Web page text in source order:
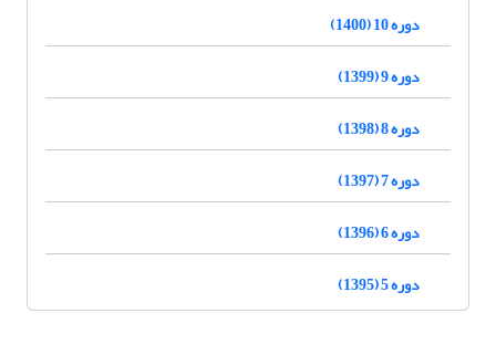
دوره 10 (1400)
دوره 9 (1399)
دوره 8 (1398)
دوره 7 (1397)
دوره 6 (1396)
دوره 5 (1395)